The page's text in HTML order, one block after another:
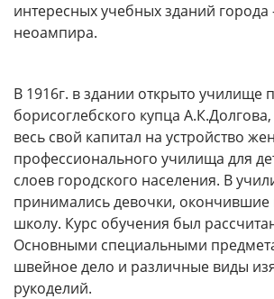
интересных учебных зданий
неоампира.
В 1916г. в здании открыто училище
борисоглебского купца
весь свой капитал на устройство
профессионального училища для
слоев городского населения. В
принимались девочки,
школу. Курс обучения был
Основными специальными
швейное дело и различные виды
рукоделий.